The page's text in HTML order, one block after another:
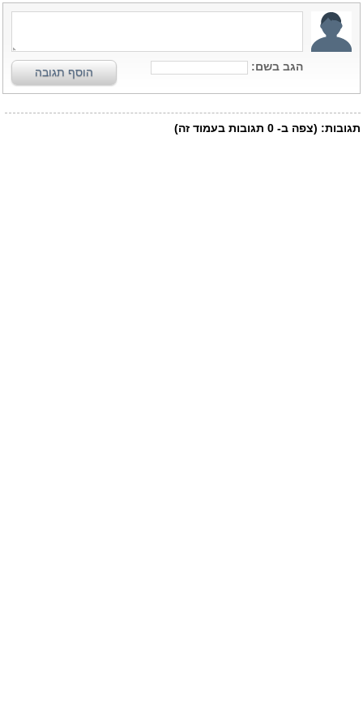
הגב בשם: הוסף תגובה
תגובות: (צפה ב- 0 תגובות בעמוד זה)